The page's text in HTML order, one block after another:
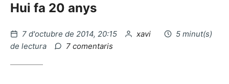
Hui fa 20 anys
Publicat
el
7 d'octubre de 2014, 20:15 per
xavi
5 minut(s)
de lectura
7 comentaris